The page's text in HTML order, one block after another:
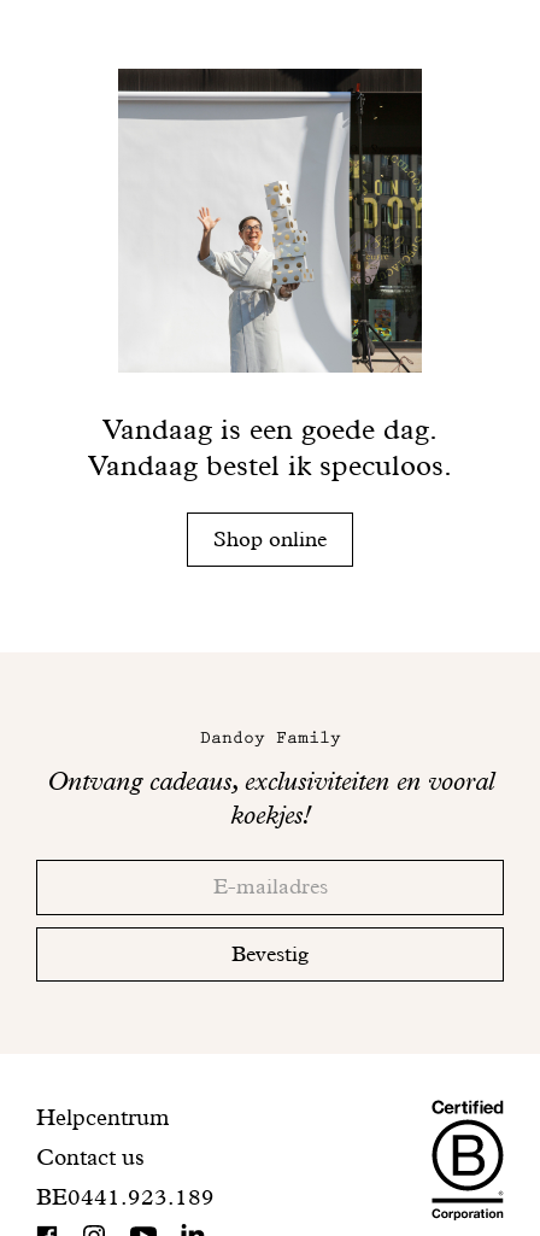
Vandaag is een goede dag.
Vandaag bestel ik speculoos.
Shop online
media
Dandoy Family
Ontvang cadeaus, exclusiviteiten en vooral
koekjes!
mailbox
Bevestig
Contactinformatie
Helpcentrum
Contact us
BE0441.923.189
is